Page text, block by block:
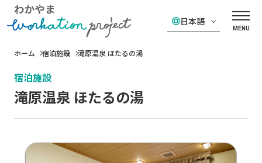
日本語
MENU
ホーム 宿泊施設 滝原温泉 ほたるの湯
宿泊施設
滝原温泉 ほたるの湯